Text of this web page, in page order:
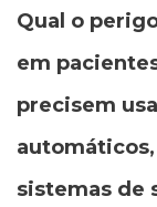
Qual o
em
precisem
sistemas de